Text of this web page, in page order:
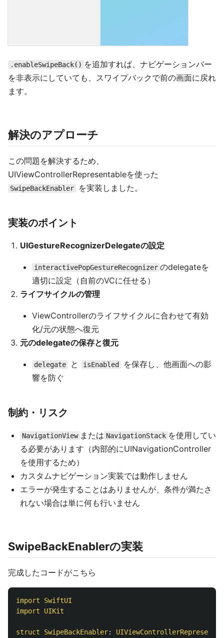
.enableSwipeBack() を追加すれば、ナビゲーションバー
を非表示にしていても、スワイプバックで前の画面に戻れ
ます。
解決のアプローチ
この問題を解決するため、
UIViewControllerRepresentableを使った
SwipeBackEnabler を実装しました。
実装のポイント
UIGestureRecognizerDelegateの設定
interactivePopGestureRecognizer のdelegateを
適切に設定（自前のVCに任せる）
ライフサイクルの管理
ViewControllerのライフサイクルに合わせて有効
化/元の状態へ復元
元のdelegateの保存と復元
delegate と isEnabled
を保存し、他画面への影
響を防ぐ
制約・リスク
NavigationView または NavigationStack を使用してい
る必要があります（内部的にUINavigationController
を使用するため）
カスタムナビゲーション実装では動作しません
エラーが発生することはありませんが、条件が満たさ
れない場合は単に何も行いません
SwipeBackEnablerの実装
完成したコードがこちら
import
SwiftUI
import
UIKit
struct SwipeBackEnabler: